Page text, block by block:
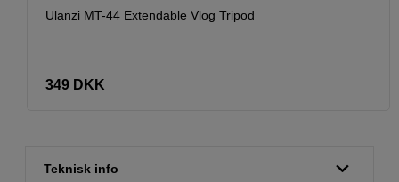
Ulanzi MT-44 Extendable Vlog Tripod
349 DKK
Teknisk info